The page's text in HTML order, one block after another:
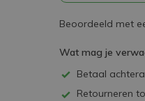
Beoordeeld met
Wat mag je
Betaal
Retourneren